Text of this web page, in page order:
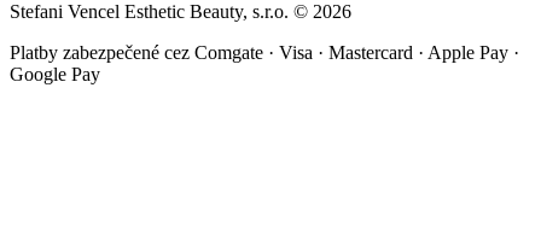
Stefani Vencel Esthetic Beauty, s.r.o. © 2026
Platby zabezpečené cez Comgate · Visa · Mastercard · Apple Pay ·
Google Pay